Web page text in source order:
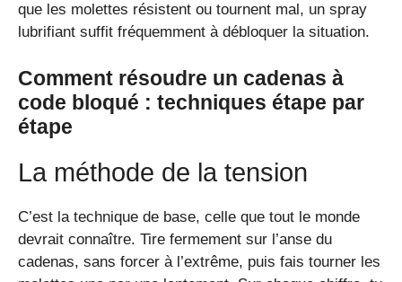
que les molettes résistent ou tournent mal, un spray
lubrifiant suffit fréquemment à débloquer la situation.
Comment résoudre un cadenas à
code bloqué : techniques étape par
étape
La méthode de la tension
C’est la technique de base, celle que tout le monde
devrait connaître. Tire fermement sur l’anse du
cadenas, sans forcer à l’extrême, puis fais tourner les